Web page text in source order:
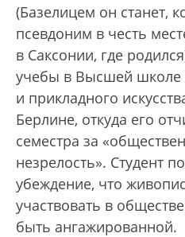
(Базелицем он станет,
псевдоним в честь
в Саксонии, где
учебы в Высшей школе
и прикладного
Берлине, откуда его
семестра за
незрелость». Студент
убеждение, что
участвовать в
быть ангажированной.